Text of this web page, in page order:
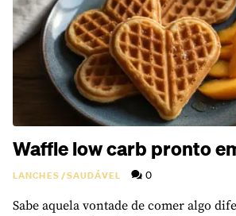
Waffle low carb pronto
LANCHES/SAUDÁVEL 0
Sabe aquela vontade de comer algo